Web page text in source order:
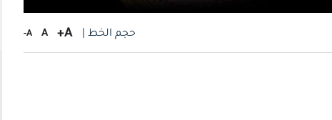
حجم الخط | A+
A
A-